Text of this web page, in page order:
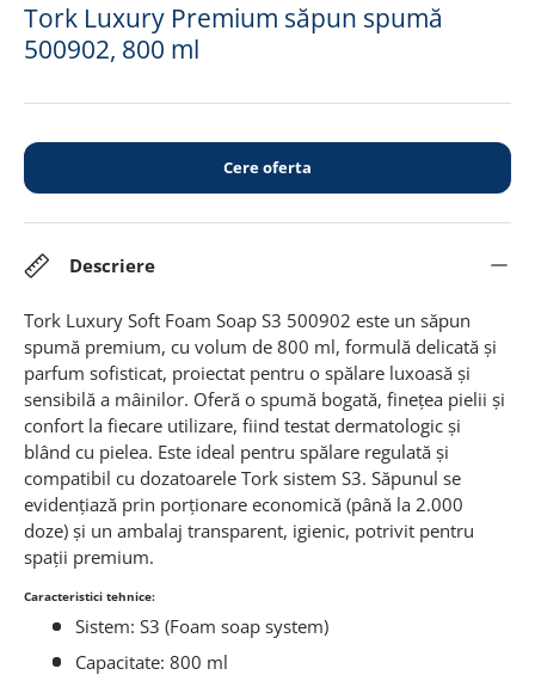
Tork Luxury Premium săpun spumă
500902, 800 ml
Cere oferta
Descriere
Tork Luxury Soft Foam Soap S3 500902 este un săpun
spumă premium, cu volum de 800 ml, formulă delicată și
parfum sofisticat, proiectat pentru o spălare luxoasă și
sensibilă a mâinilor. Oferă o spumă bogată, finețea pielii și
confort la fiecare utilizare, fiind testat dermatologic și
blând cu pielea. Este ideal pentru spălare regulată și
compatibil cu dozatoarele Tork sistem S3. Săpunul se
evidențiază prin porționare economică (până la 2.000
doze) și un ambalaj transparent, igienic, potrivit pentru
spații premium.
Caracteristici tehnice:
Sistem: S3 (Foam soap system)
Capacitate: 800 ml